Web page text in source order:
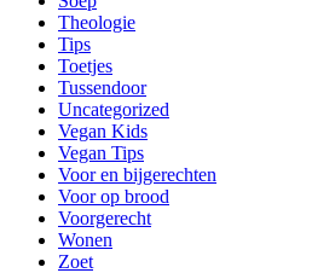
Theologie
Tips
Toetjes
Tussendoor
Uncategorized
Vegan Kids
Vegan Tips
Voor en bijgerechten
Voor op brood
Voorgerecht
Wonen
Zoet